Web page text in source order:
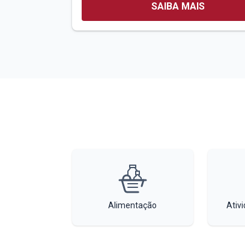
SAIBA MAIS
Alimentação